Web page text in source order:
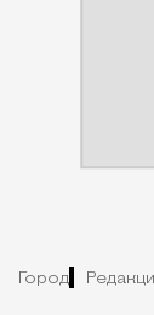
Город